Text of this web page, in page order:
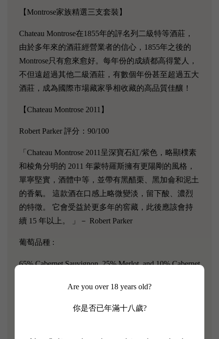
Are you over 18 years old?
你是否已年滿十八歲?
【Montrose家族精選三支套裝】
Chateau Montrose在1855年的評名列二級特等酒莊，
由於多年來的酒莊經營業者的信心，1855年之後的
Montrose只有愈來愈好。每年份的成績都高得驚人，
不但遠超過其他二級酒莊，有數個年份甚至超過五大
酒莊，成為國際市場藏家爭相收藏的高品質佳釀！
【Chateau Montrose 2011】
Robert Parker 評分：90/100
「Chateau Montrose 2011呈深寶石紅/紫色，略顯樸素
和棱角分明的 2011 年蒙特羅斯擁有更陽剛的風格，
單寧堅實，酒體中等，並帶有黑醋栗、黑加侖和泥土
的香氣。 這款酒在口感上略微變淡，留下酸、濃烈
的特徵。 它會受益於更多年的窖藏，此後應該會持
續 15 年以上。 」－ Robert Parker
葡萄品種 :
65% Cabernet Sauvignon, 25% Merlot, and 10% Cabernet